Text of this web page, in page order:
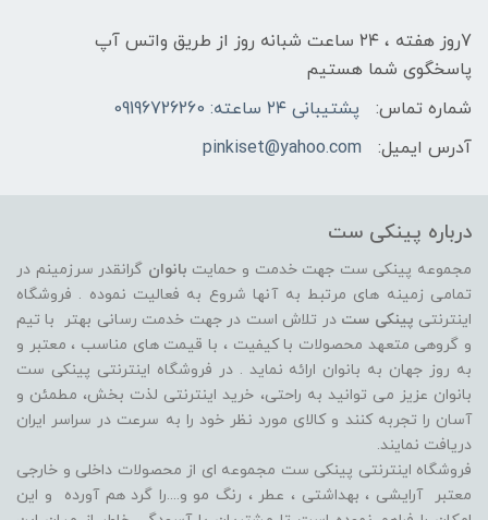
7روز هفته ، ۲۴ ساعت شبانه‌ روز از طریق واتس آپ
پاسخگوی شما هستیم
شماره تماس:
پشتیبانی ۲۴ ساعته: 09196726260
آدرس ایمیل:
pinkiset@yahoo.com
درباره پینکی ست
مجموعه پینکی ست جهت خدمت و حمایت بانوان گرانقدر سرزمینم در
تمامی زمینه های مرتبط به آنها شروع به فعالیت نموده . فروشگاه
اینترنتی پینکی ست در تلاش است در جهت خدمت رسانی بهتر با تیم
و گروهی متعهد محصولات با کیفیت ، با قیمت های مناسب ، معتبر و
به روز جهان به بانوان ارائه نماید . در فروشگاه اینترنتی پینکی ست
بانوان عزیز می توانيد به راحتی، خرید اینترنتی لذت بخش، مطمئن و
آسان را تجربه کنند و کالای مورد نظر خود را به سرعت در سراسر ایران
دریافت نمایند.
فروشگاه اینترنتی پینکی ست مجموعه ای از محصولات داخلی و خارجی
معتبر آرایشی ، بهداشتی ، عطر ، رنگ مو و....را گرد هم آورده و اين